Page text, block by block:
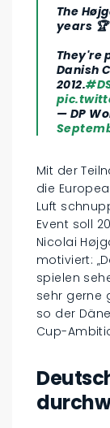
The
years 🏆
They're
Danish
2012.
— DP
Mit der
die
Luft
Event soll
Nicolai
motiviert:
spielen
sehr gerne
so der
Cup-